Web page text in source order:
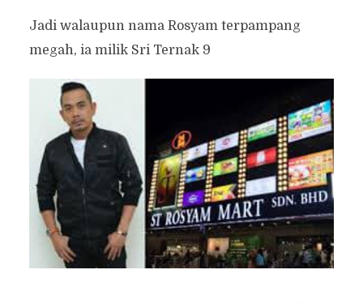
Jadi walaupun nama Rosyam terpampang
megah, ia milik Sri Ternak 9